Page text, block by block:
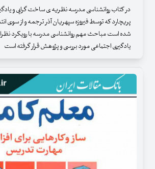
در کتاب روانشناسی مدرسه نظریه ی ساخت گرایی و
پریچارد که توسط فیروزه سپهریان آذر ترجمه و از سوی
شده است مباحث مهم روانشناسی مدرسه با رویکرد
یادگیری اجتماعی مورد بررسی و پژوهش قرار گرفته است